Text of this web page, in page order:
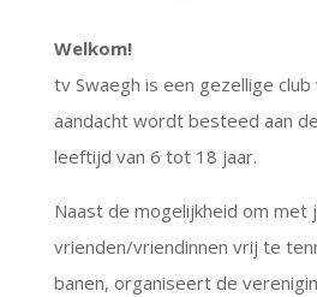
Welkom!
tv Swaegh is een gezellige club
aandacht wordt besteed aan
leeftijd van 6 tot 18 jaar.
Naast de mogelijkheid om met
vrienden/vriendinnen vrij te
banen, organiseert de